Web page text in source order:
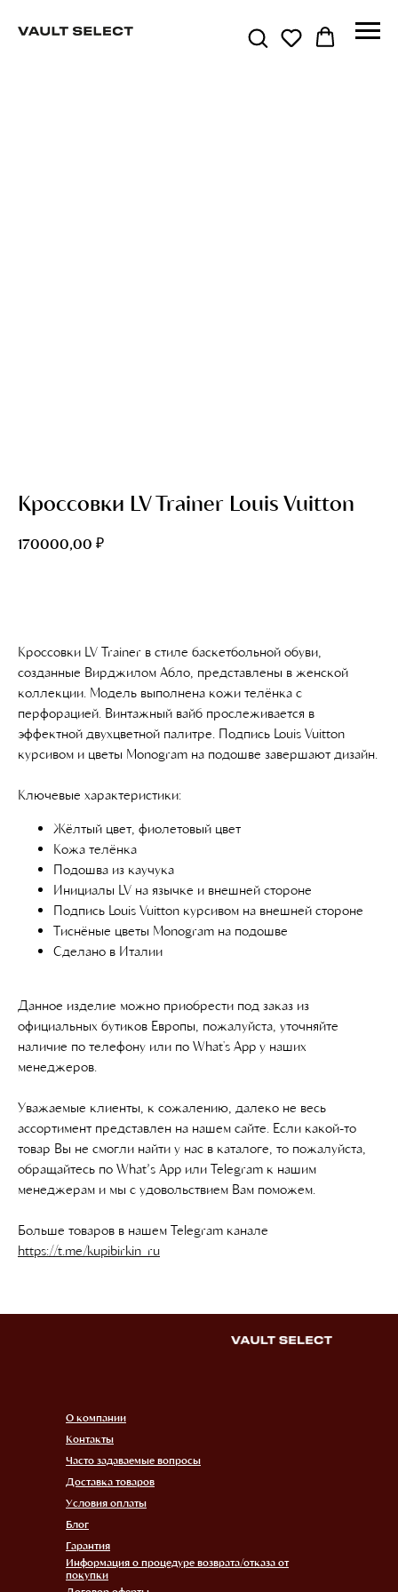
Кроссовки LV Trainer Louis Vuitton
170000,00 ₽
Кроссовки LV Trainer в стиле баскетбольной обуви,
созданные Вирджилом Абло, представлены в женской
коллекции. Модель выполнена кожи телёнка с
перфорацией. Винтажный вайб прослеживается в
эффектной двухцветной палитре. Подпись Louis Vuitton
курсивом и цветы Monogram на подошве завершают дизайн.
Ключевые характеристики:
Жёлтый цвет, фиолетовый цвет
Кожа телёнка
Подошва из каучука
Инициалы LV на язычке и внешней стороне
Подпись Louis Vuitton курсивом на внешней стороне
Тиснёные цветы Monogram на подошве
Сделано в Италии
Данное изделие можно приобрести под заказ из
официальных бутиков Европы, пожалуйста, уточняйте
наличие по телефону или по What's App у наших
менеджеров.
Уважаемые клиенты, к сожалению, далеко не весь
ассортимент представлен на нашем сайте. Если какой-то
товар Вы не смогли найти у нас в каталоге, то пожалуйста,
обращайтесь по What’s App или Telegram к нашим
менеджерам и мы с удовольствием Вам поможем.
Больше товаров в нашем Telegram канале
https://t.me/kupibirkin_ru
Контакты
Часто задаваемые вопросы
Доставка товаров
Условия оплаты
Гарантия
Блог
Информация о процедуре возврата/отказа от
покупки
О компании